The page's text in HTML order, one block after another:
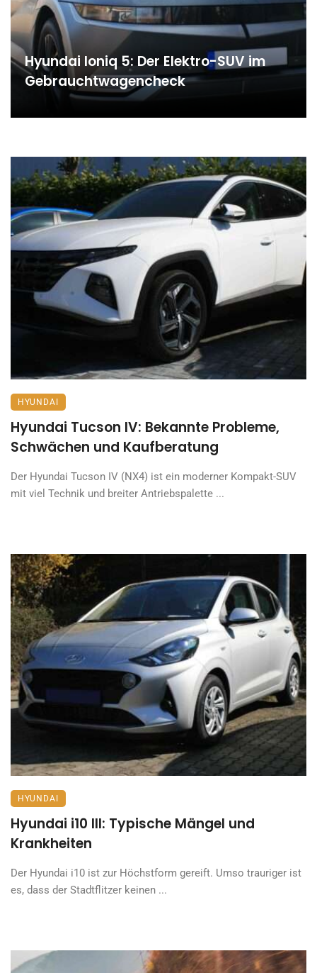
Hyundai Ioniq 5: Der Elektro-SUV im
Gebrauchtwagencheck
HYUNDAI
Hyundai Tucson IV: Bekannte Probleme,
Schwächen und Kaufberatung
Der Hyundai Tucson IV (NX4) ist ein moderner Kompakt-SUV
mit viel Technik und breiter Antriebspalette ...
HYUNDAI
Hyundai i10 III: Typische Mängel und
Krankheiten
Der Hyundai i10 ist zur Höchstform gereift. Umso trauriger ist
es, dass der Stadtflitzer keinen ...